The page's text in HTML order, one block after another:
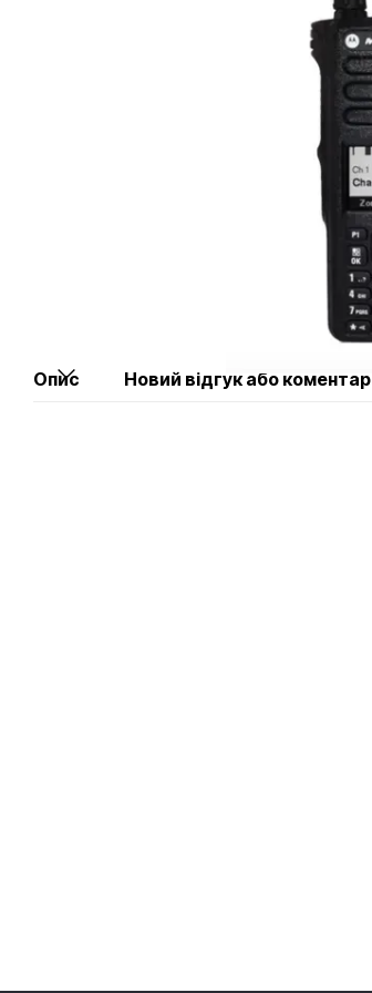
Опис Новий відгук або коментар